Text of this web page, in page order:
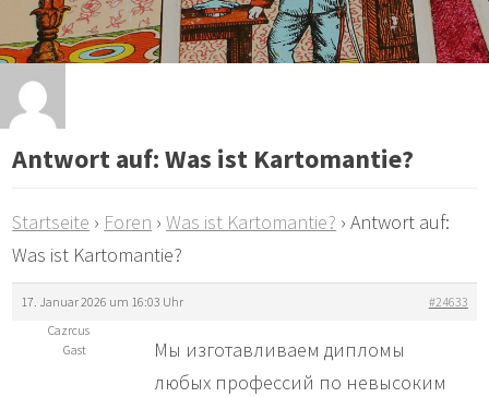
Antwort auf: Was ist Kartomantie?
Startseite › Foren › Was ist Kartomantie? › Antwort auf:
Was ist Kartomantie?
17. Januar 2026 um 16:03 Uhr
#24633
Cazrcus
Gast
Мы изготавливаем дипломы
любых профессий по невысоким